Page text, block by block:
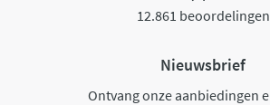
12.861 beoordelingen
Nieuwsbrief
Ontvang onze aanbiedingen